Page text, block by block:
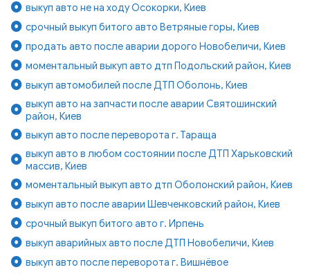
выкуп авто не на ходу Осокорки, Киев
срочный выкуп битого авто Ветряные горы, Киев
продать авто после аварии дорого Новобеличи, Киев
моментальный выкуп авто дтп Подольский район, Киев
выкуп автомобилей после ДТП Оболонь, Киев
выкуп авто на запчасти после аварии Святошинский
район, Киев
выкуп авто после переворота г. Тараща
выкуп авто в любом состоянии после ДТП Харьковский
массив, Киев
моментальный выкуп авто дтп Оболонский район, Киев
выкуп авто после аварии Шевченковский район, Киев
срочный выкуп битого авто г. Ирпень
выкуп аварийных авто после ДТП Новобеличи, Киев
выкуп авто после переворота г. Вишнёвое